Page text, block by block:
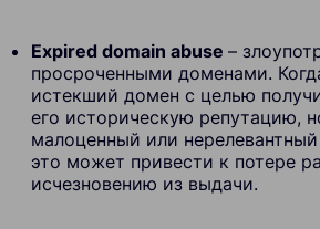
Expired domain abuse –
просроченными доменами.
истекший домен с целью
его историческую репутацию,
малоценный или
это может привести к потере
исчезновению из выдачи.